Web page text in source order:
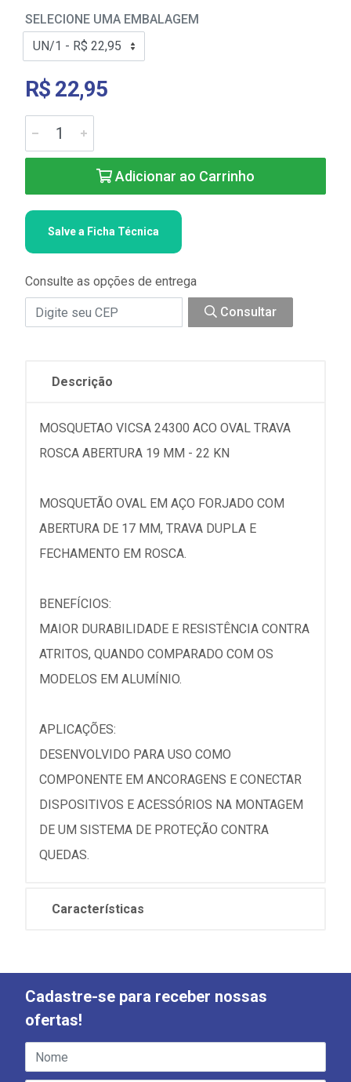
SELECIONE UMA EMBALAGEM
R$ 22,95
Adicionar ao Carrinho
Salve a Ficha Técnica
Consulte as opções de entrega
Consultar
Descrição
MOSQUETAO VICSA 24300 ACO OVAL TRAVA
ROSCA ABERTURA 19 MM - 22 KN
MOSQUETÃO OVAL EM AÇO FORJADO COM
ABERTURA DE 17 MM, TRAVA DUPLA E
FECHAMENTO EM ROSCA.
BENEFÍCIOS:
MAIOR DURABILIDADE E RESISTÊNCIA CONTRA
ATRITOS, QUANDO COMPARADO COM OS
MODELOS EM ALUMÍNIO.
APLICAÇÕES:
DESENVOLVIDO PARA USO COMO
COMPONENTE EM ANCORAGENS E CONECTAR
DISPOSITIVOS E ACESSÓRIOS NA MONTAGEM
DE UM SISTEMA DE PROTEÇÃO CONTRA
QUEDAS.
Características
Cadastre-se para receber nossas
ofertas!